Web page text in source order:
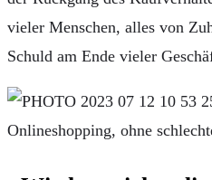
vieler Menschen, alles von
Schuld am Ende vieler